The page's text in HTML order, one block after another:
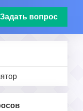
Задать вопрос